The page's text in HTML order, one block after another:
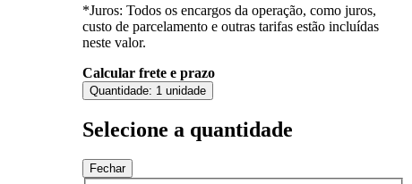
*Juros: Todos os encargos da operação, como juros,
custo de parcelamento e outras tarifas estão incluídas
neste valor.
Calcular frete e prazo
Quantidade: 1 unidade
Selecione a quantidade
Fechar